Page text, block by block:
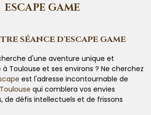
ESCAPE GAME
SÉANCE D'ESCAPE GAME
d'une aventure unique et
Toulouse et ses environs ? Ne cherchez
est l'adresse incontournable de
qui comblera vos envies
de défis intellectuels et de frissons